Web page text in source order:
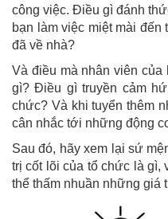
công việc. Điều gì đánh
bạn làm việc miệt mài
đã về nhà?
Và điều mà nhân viên của
gì? Điều gì truyền cảm
chức? Và khi tuyển thêm
cân nhắc tới những động
Sau đó, hãy xem lại sứ
trị cốt lõi của tổ chức là gì,
thể thấm nhuần những giá